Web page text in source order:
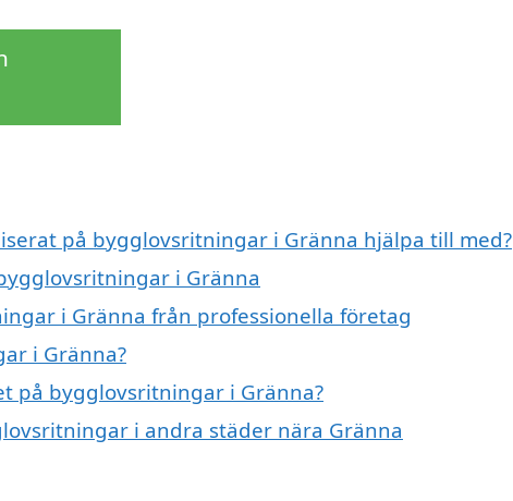
på bygglovsritningar i Gränna hjälpa till med?
i Gränna
i Gränna från professionella företag
i Gränna?
på bygglovsritningar i Gränna?
i andra städer nära Gränna